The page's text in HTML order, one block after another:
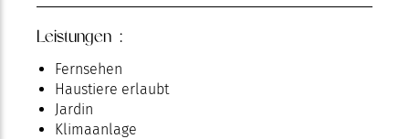
Leistungen :
Fernsehen
Haustiere erlaubt
Jardin
Klimaanlage